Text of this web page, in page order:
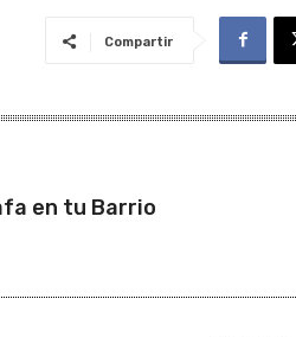
Compartir
en tu Barrio